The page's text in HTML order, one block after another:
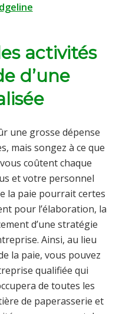
activités
d’une
une grosse dépense
mais songez à ce que
coûtent chaque
et votre personnel
la paie pourrait certes
pour l’élaboration, la
d’une stratégie
Ainsi, au lieu
la paie, vous pouvez
qualifiée qui
de toutes les
de paperasserie et